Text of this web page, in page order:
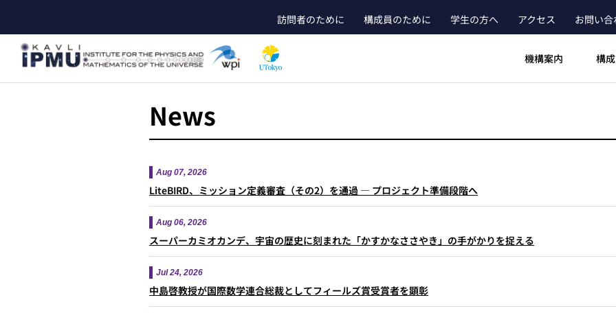
ン
テ
header_main_menu_contact
訪問者のために 構成員のために 学生の方へ アクセス お問い合
機構案内 構
News
Aug 07, 2026
LiteBIRD、ミッション定義審査（その2）を通過 — プロジェクト準備段階へ
Aug 06, 2026
スーパーカミオカンデ、宇宙の歴史に刻まれた「かすかなささやき」の手がかりを捉える
Jul 24, 2026
中島啓教授が国際数学連合総裁としてフィールズ賞受賞者を顕彰